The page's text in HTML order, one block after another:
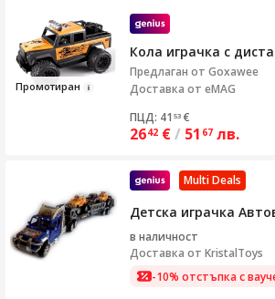
Промотиран
Кола играчка с
Предлаган от Goxawee
Доставка от eMAG
ПЦД: 41 53 €
2642 €/ 51 67 лв.
Multi Deals
Детска играчка
в наличност
Доставка от KristalToys
-10% отстъпка с